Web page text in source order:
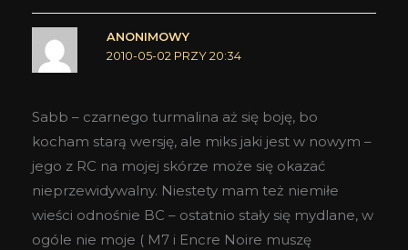
ANONIMOWY
2010-05-02 PRZY 20:34
Sabb – czarnego turmalina aż się boję, bo
kocham starą wersję, ale miks jaki jest w nowym –
jego z RC na mojej skórze może się okazać
nieprzewidywalny. Niestety mam też niemiłe
wieści odnośnie BC – ostatnio stały się mydlane, w
ogóle nie moje ( M7 i Encre Noire muszę